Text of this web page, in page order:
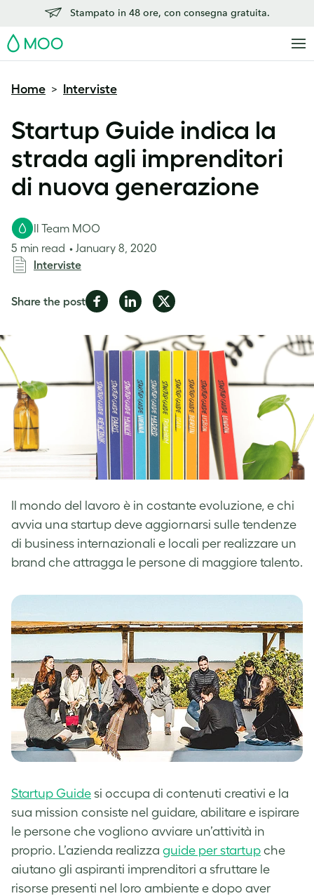
Stampato in 48 ore, con consegna gratuita.
MOO
Home > Interviste
Startup Guide indica la
strada agli imprenditori
di nuova generazione
Il Team MOO
5 min read
January 8, 2020
Interviste
Share the postShare
Facebook
Share
LinkedIn
Share
Twitter
Il mondo del lavoro è in costante evoluzione, e chi
avvia una startup deve aggiornarsi sulle tendenze
di business internazionali e locali per realizzare un
brand che attragga le persone di maggiore talento.
Startup Guide si occupa di contenuti creativi e la
sua mission consiste nel guidare, abilitare e ispirare
le persone che vogliono avviare un’attività in
proprio. L’azienda realizza guide per startup che
aiutano gli aspiranti imprenditori a sfruttare le
risorse presenti nel loro ambiente e dopo aver